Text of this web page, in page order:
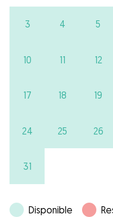
3 4 5
10 11 12
17 18 19
24 25 26
31
Disponible